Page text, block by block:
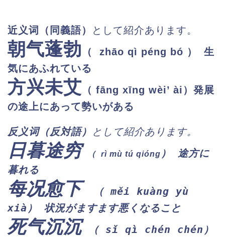
近义词 （同義語） として紹介あります。
朝气蓬勃 （ zhāo qì péng bó ） 生
気にあふれている
方兴未艾 （ fāng xīng wèi’ ài ）発展
の途上にあって勢いがある
反义词（反対語） として紹介あります。
日暮途穷 （ rì mù tú qióng ） 途方に
暮れる
每况愈下
（ měi kuàng yù
xià） 状況がますます悪くなること
死气沉沉 （ sǐ qì chén chén ）